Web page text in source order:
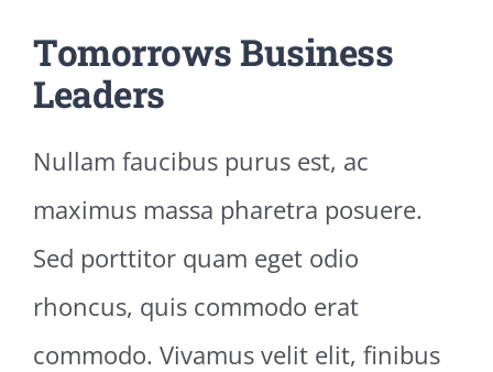
Tomorrows Business
Leaders
Nullam faucibus purus est, ac
maximus massa pharetra posuere.
Sed porttitor quam eget odio
rhoncus, quis commodo erat
commodo. Vivamus velit elit, finibus